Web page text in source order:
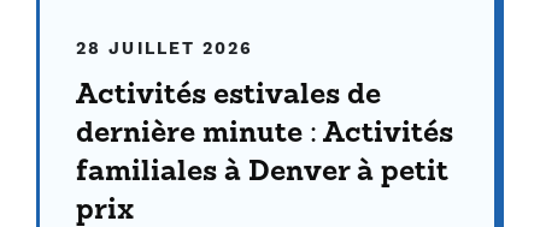
28 JUILLET 2026
Activités estivales de
dernière minute : Activités
familiales à Denver à petit
prix